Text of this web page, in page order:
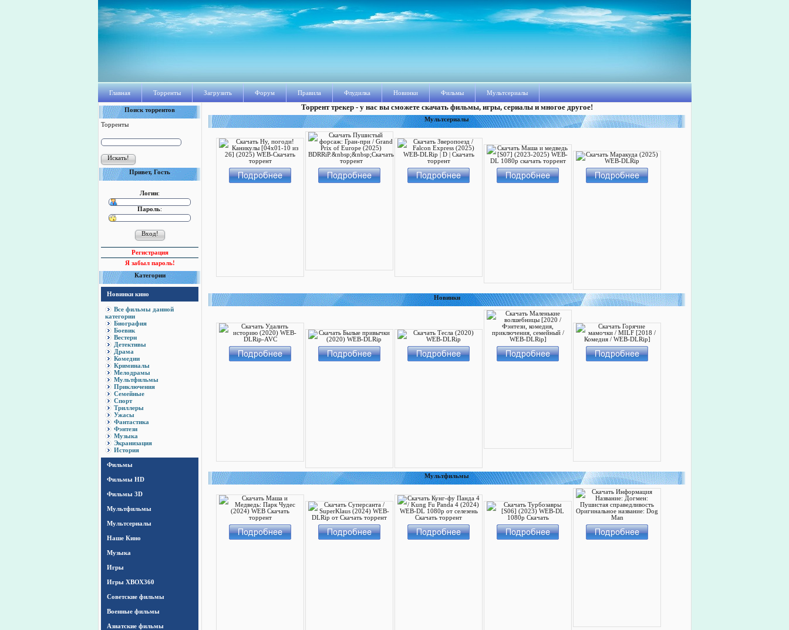
Главная Торренты Загрузить Форум Правила Флудилка Новинки Фильмы Мультсериалы
Поиск торрентов
Торренты
Привет, Гость
Логин:
Пароль:
Регистрация
Я забыл пароль!
Категории
Новинки кино
Все фильмы данной
категории
Биография
Боевик
Вестерн
Детективы
Драма
Комедии
Криминалы
Мелодрамы
Мультфильмы
Приключения
Семейные
Спорт
Триллеры
Ужасы
Фантастика
Фэнтези
Музыка
Экранизация
История
Фильмы
Фильмы HD
Фильмы 3D
Мультфильмы
Мультсериалы
Наше Кино
Музыка
Игры
Игры ХВОХ360
Cоветские фильмы
Военные фильмы
Азиатские фильмы
Торрент трекер - у нас вы сможете скачать фильмы, игры, сериалы и многое другое!
Мультсериалы
Новинки
Мультфильмы